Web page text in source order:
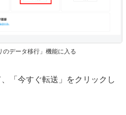
のデータ移行」機能に入る
「今すぐ転送」をクリックし